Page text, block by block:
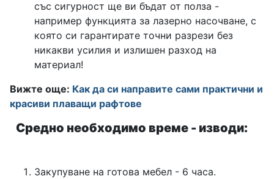
със сигурност ще ви бъдат от полза -
например функцията за лазерно насочване, с
която си гарантирате точни разрези без
никакви усилия и излишен разход на
материал!
Вижте още: Как да си направите сами практични и
красиви плаващи рафтове
Средно необходимо време - изводи:
Закупуване на готова мебел - 6 часа.